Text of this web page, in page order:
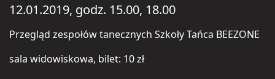
12.01.2019, godz. 15.00, 18.00
Przegląd zespołów tanecznych Szkoły Tańca BEEZONE
sala widowiskowa, bilet: 10 zł